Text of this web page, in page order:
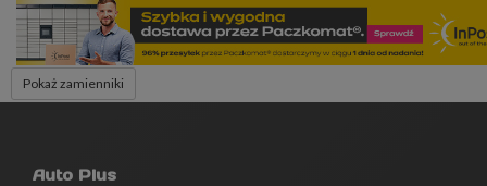
Pokaż zamienniki
Auto Plus